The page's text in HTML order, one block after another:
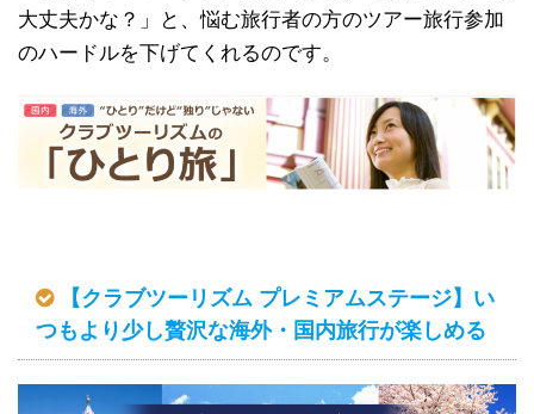
大丈夫かな？」と、悩む旅行者の方のツアー旅行参加
のハードルを下げてくれるのです。
【クラブツーリズム プレミアムステージ】い
つもより少し贅沢な海外・国内旅行が楽しめる